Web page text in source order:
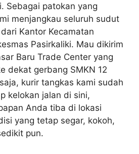
Sebagai patokan yang
menjangkau seluruh sudut
Kantor Kecamatan
Pasirkaliki. Mau dikirim
Baru Trade Center yang
dekat gerbang SMKN 12
kurir tangkas kami sudah
kelokan jalan di sini,
Anda tiba di lokasi
yang tetap segar, kokoh,
pun.